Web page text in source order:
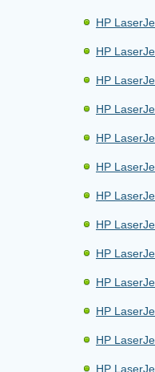
HP
HP
HP
HP
HP
HP
HP
HP
HP
HP
HP
HP
HP